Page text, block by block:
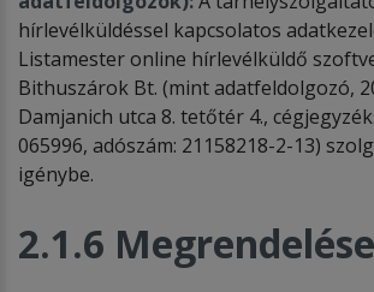
hírlevélküldéssel kapcsolatos
Listamester online hírlevélküldő
Bithuszárok Bt. (mint adatfeldolgozó,
Damjanich utca 8. tetőtér 4.,
065996, adószám: 21158218-2-13)
igénybe.
2.1.6